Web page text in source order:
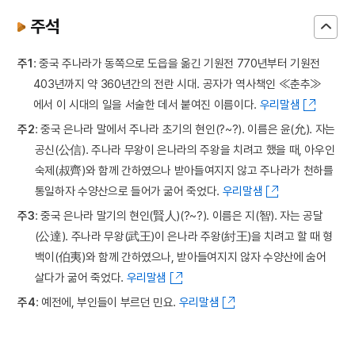
주석
주1: 중국 주나라가 동쪽으로 도읍을 옮긴 기원전 770년부터 기원전
403년까지 약 360년간의 전란 시대. 공자가 역사책인 ≪춘추≫
에서 이 시대의 일을 서술한 데서 붙여진 이름이다. 우리말샘
주2: 중국 은나라 말에서 주나라 초기의 현인(?~?). 이름은 윤(允). 자는
공신(公信). 주나라 무왕이 은나라의 주왕을 치려고 했을 때, 아우인
숙제(叔齊)와 함께 간하였으나 받아들여지지 않고 주나라가 천하를
통일하자 수양산으로 들어가 굶어 죽었다. 우리말샘
주3: 중국 은나라 말기의 현인(賢人)(?~?). 이름은 지(智). 자는 공달
(公達). 주나라 무왕(武王)이 은나라 주왕(紂王)을 치려고 할 때 형
백이(伯夷)와 함께 간하였으나, 받아들여지지 않자 수양산에 숨어
살다가 굶어 죽었다. 우리말샘
주4: 예전에, 부인들이 부르던 민요. 우리말샘